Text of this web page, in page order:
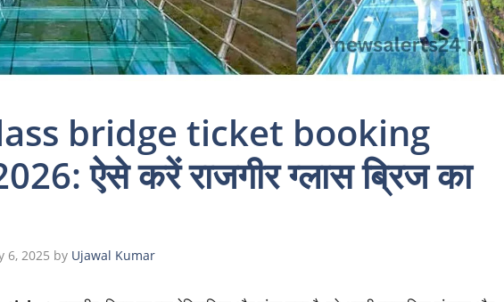
bridge ticket booking
ऐसे करें राजगीर ग्लास ब्रिज का
6, 2025 by Ujawal Kumar